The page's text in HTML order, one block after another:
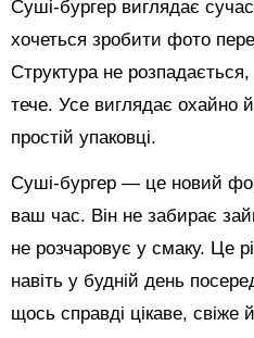
Суші-бургер виглядає
хочеться зробити фото
Структура не
тече. Усе виглядає охайно
простій упаковці.
Суші-бургер — це новий
ваш час. Він не забирає
не розчаровує у смаку. Це
навіть у будній день
щось справді цікаве, свіже